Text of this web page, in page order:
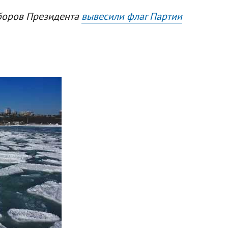
Президентавывесили флаг Партии